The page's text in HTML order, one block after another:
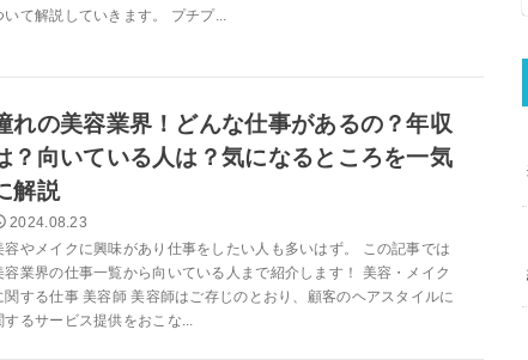
いて解説していきます。 プチプ...
れの美容業界！どんな仕事があるの？年収
？向いている人は？気になるところを一気
解説
2024.08.23
容やメイクに興味があり仕事をしたい人も多いはず。 この記事では
容業界の仕事一覧から向いている人まで紹介します！ 美容・メイク
関する仕事 美容師 美容師はご存じのとおり、顧客のヘアスタイルに
するサービス提供をおこな...